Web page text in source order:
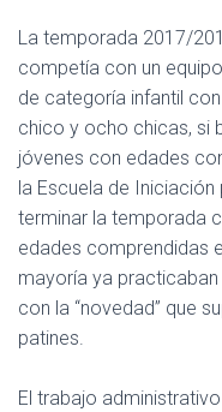
La temporada 2017/
competía con un
de categoría infantil
chico y ocho chicas, si
jóvenes con edades
la Escuela de
terminar la temporada
edades comprendidas
mayoría ya
con la “novedad” que
patines.
El trabajo